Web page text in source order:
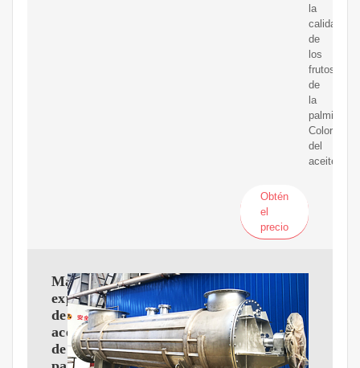
la
calidad
de
los
frutos
de
la
palmiste;
Color
del
aceite
Obtén
el
precio
Máquina
expulsora
de
aceite
de